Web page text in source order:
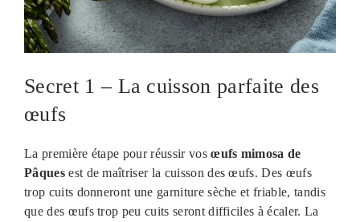
Secret 1 – La cuisson parfaite des
œufs
La première étape pour réussir vosœufs mimosa de
Pâquesest de maîtriser la cuisson des œufs. Des œufs
trop cuits donneront une garniture sèche et friable, tandis
que des œufs trop peu cuits seront difficiles à écaler. La